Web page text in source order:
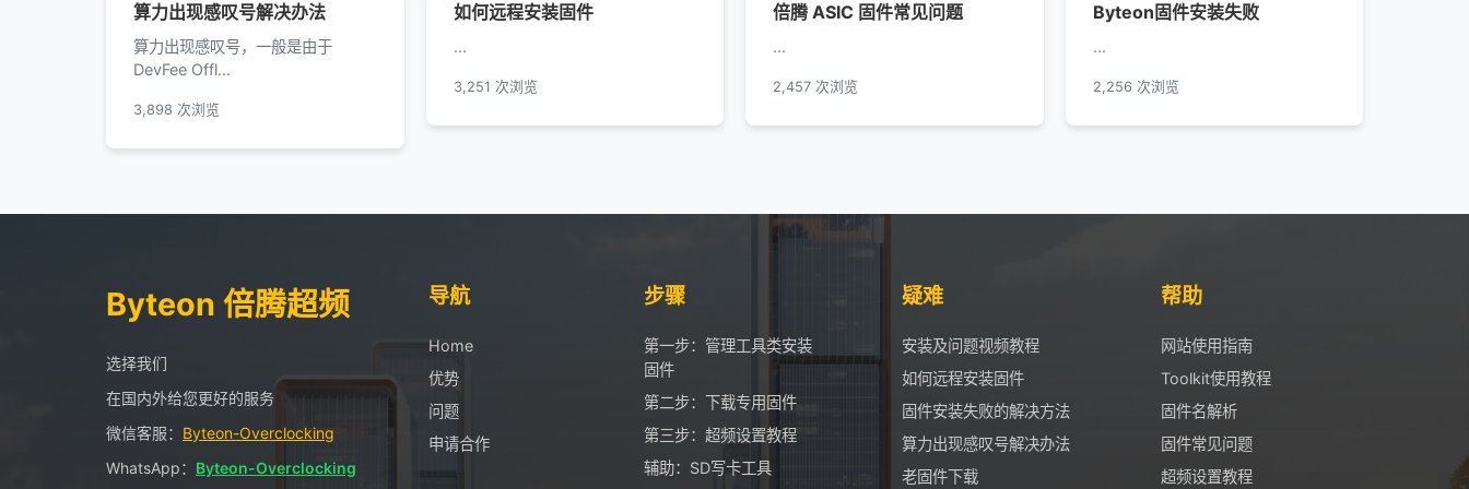
算力出现感叹号解决办法
算力出现感叹号，一般是由于
DevFee Offl...
3,898 次浏览
如何远程安装固件
...
3,251 次浏览
倍腾 ASIC 固件常见问题
...
2,457 次浏览
Byteon固件安装失败
...
2,256 次浏览
Byteon 倍腾超频
选择我们
在国内外给您更好的服务
微信客服： Byteon-Overclocking
WhatsApp： Byteon-Overclocking
导航
Home
优势
问题
申请合作
步骤
第一步：管理工具类安装
固件
第二步：下载专用固件
第三步：超频设置教程
辅助：SD写卡工具
疑难
安装及问题视频教程
如何远程安装固件
固件安装失败的解决方法
算力出现感叹号解决办法
老固件下载
帮助
网站使用指南
Toolkit使用教程
固件名解析
固件常见问题
超频设置教程